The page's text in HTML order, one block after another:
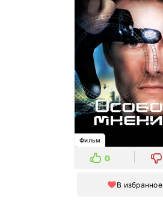
Фильм
0
В избранное